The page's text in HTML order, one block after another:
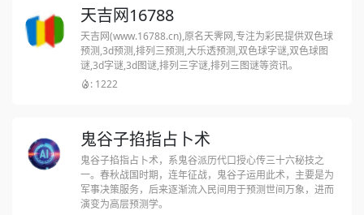
天吉网16788
天吉网(www.16788.cn),原名天霁网,专注为彩民提供双色球
预测,3d预测,排列三预测,大乐透预测,双色球字谜,双色球图
谜,3d字谜,3d图谜,排列三字谜,排列三图谜等资讯。
: 1222
鬼谷子掐指占卜术
鬼谷子掐指占卜术，系鬼谷派历代口授心传三十六秘技之
一。春秋战国时期，连年征战，鬼谷子运用此术，主要是为
军事决策服务，后来逐渐流入民间用于预测世间万象，进而
演变为高层预测学。